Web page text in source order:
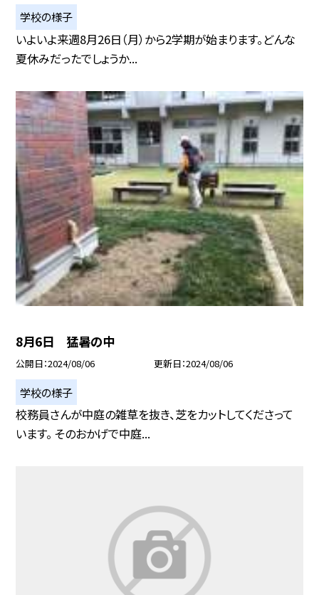
学校の様子
いよいよ来週8月26日（月）から2学期が始まります。どんな
夏休みだったでしょうか...
8月6日 猛暑の中
公開日 2024/08/06 更新日 2024/08/06
学校の様子
校務員さんが中庭の雑草を抜き、芝をカットしてくださって
います。 そのおかげで中庭...